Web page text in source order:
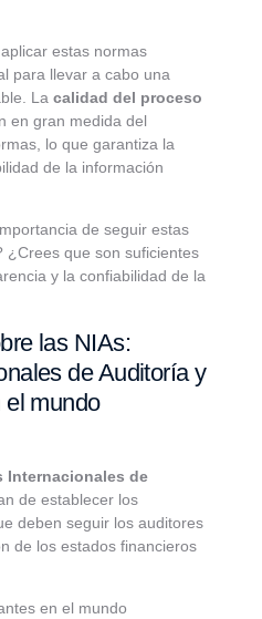
estas normas
para llevar a cabo una
La calidad del proceso
en gran medida del
lo que garantiza la
de la información
de seguir estas
¿Crees que son suficientes
y la confiabilidad de la
las NIAs:
de Auditoría y
el mundo
Internacionales de
de establecer los
deben seguir los auditores
de los estados financieros
en el mundo